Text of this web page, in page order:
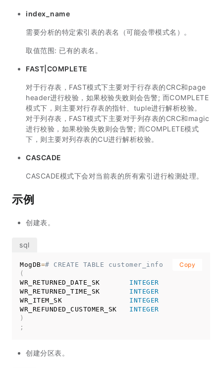
index_name
需要分析的特定索引表的表名（可能会带模式名）。
取值范围: 已有的表名。
FAST|COMPLETE
对于行存表，FAST模式下主要对于行存表的CRC和page
header进行校验，如果校验失败则会告警; 而COMPLETE
模式下，则主要对行存表的指针、tuple进行解析校验。
对于列存表，FAST模式下主要对于列存表的CRC和magic
进行校验，如果校验失败则会告警; 而COMPLETE模式
下，则主要对列存表的CU进行解析校验。
CASCADE
CASCADE模式下会对当前表的所有索引进行检测处理。
示例
创建表。
MogDB=# CREATE TABLE customer_info
(
WR_RETURNED_DATE_SK INTEGER
WR_RETURNED_TIME_SK INTEGER
WR_ITEM_SK INTEGER
WR_REFUNDED_CUSTOMER_SK INTEGER
)
;
Copy
创建分区表。